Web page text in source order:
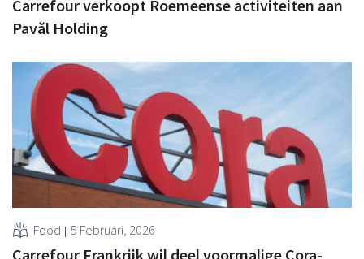
Carrefour verkoopt Roemeense activiteiten aan
Pavăl Holding
Food 5 Februari, 2026
Carrefour Frankrijk wil deel voormalige Cora-